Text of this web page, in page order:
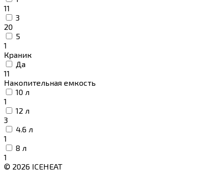
11
3
20
5
1
Краник
Да
11
Накопительная емкость
10 л
1
12 л
3
4.6 л
1
8 л
1
© 2026 ICEHEAT